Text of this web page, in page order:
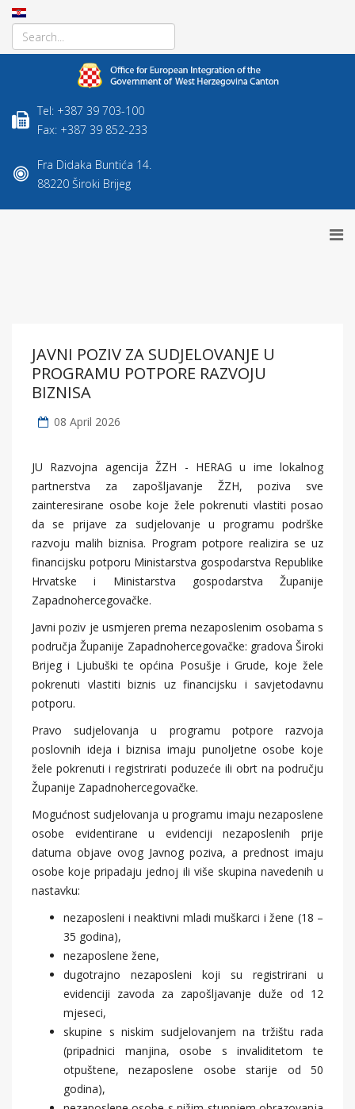
Tel: +387 39 703-100
Fax: +387 39 852-233
Fra Didaka Buntića 14.
88220 Široki Brijeg
JAVNI POZIV ZA SUDJELOVANJE U
PROGRAMU POTPORE RAZVOJU
BIZNISA
08 April 2026
JU Razvojna agencija ŽZH - HERAG u ime lokalnog
partnerstva za zapošljavanje ŽZH, poziva sve
zainteresirane osobe koje žele pokrenuti vlastiti posao
da se prijave za sudjelovanje u programu podrške
razvoju malih biznisa. Program potpore realizira se uz
financijsku potporu Ministarstva gospodarstva Republike
Hrvatske i Ministarstva gospodarstva Županije
Zapadnohercegovačke.
Javni poziv je usmjeren prema nezaposlenim osobama s
područja Županije Zapadnohercegovačke: gradova Široki
Brijeg i Ljubuški te općina Posušje i Grude, koje žele
pokrenuti vlastiti biznis uz financijsku i savjetodavnu
potporu.
Pravo sudjelovanja u programu potpore razvoja
poslovnih ideja i biznisa imaju punoljetne osobe koje
žele pokrenuti i registrirati poduzeće ili obrt na području
Županije Zapadnohercegovačke.
Mogućnost sudjelovanja u programu imaju nezaposlene
osobe evidentirane u evidenciji nezaposlenih prije
datuma objave ovog Javnog poziva, a prednost imaju
osobe koje pripadaju jednoj ili više skupina navedenih u
nastavku:
nezaposleni i neaktivni mladi muškarci i žene (18 –
35 godina),
nezaposlene žene,
dugotrajno nezaposleni koji su registrirani u
evidenciji zavoda za zapošljavanje duže od 12
mjeseci,
skupine s niskim sudjelovanjem na tržištu rada
(pripadnici manjina, osobe s invaliditetom te
otpuštene, nezaposlene osobe starije od 50
godina),